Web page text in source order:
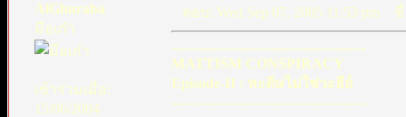
AlGhuraba
มือเก๋า
เข้าร่วมเมื่อ:
15/06/2004
ตอบ: Wed Sep 07, 2005 11:53 pm ชื่
-------------------------------------------
MATTISM CONSPIRACY
Episode-II : หะดีษไม่ใช่วะฮีย์
-------------------------------------------